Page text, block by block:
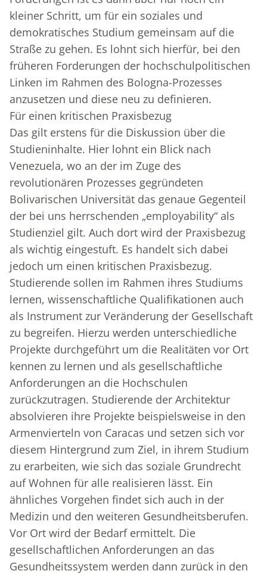
kleiner Schritt, um für ein soziales und
demokratisches Studium gemeinsam auf die
Straße zu gehen. Es lohnt sich hierfür, bei den
früheren Forderungen der hochschulpolitischen
Linken im Rahmen des Bologna-Prozesses
anzusetzen und diese neu zu definieren.
Für einen kritischen Praxisbezug
Das gilt erstens für die Diskussion über die
Studieninhalte. Hier lohnt ein Blick nach
Venezuela, wo an der im Zuge des
revolutionären Prozesses gegründeten
Bolivarischen Universität das genaue Gegenteil
der bei uns herrschenden „employability“ als
Studienziel gilt. Auch dort wird der Praxisbezug
als wichtig eingestuft. Es handelt sich dabei
jedoch um einen kritischen Praxisbezug.
Studierende sollen im Rahmen ihres Studiums
lernen, wissenschaftliche Qualifikationen auch
als Instrument zur Veränderung der Gesellschaft
zu begreifen. Hierzu werden unterschiedliche
Projekte durchgeführt um die Realitäten vor Ort
kennen zu lernen und als gesellschaftliche
Anforderungen an die Hochschulen
zurückzutragen. Studierende der Architektur
absolvieren ihre Projekte beispielsweise in den
Armenvierteln von Caracas und setzen sich vor
diesem Hintergrund zum Ziel, in ihrem Studium
zu erarbeiten, wie sich das soziale Grundrecht
auf Wohnen für alle realisieren lässt. Ein
ähnliches Vorgehen findet sich auch in der
Medizin und den weiteren Gesundheitsberufen.
Vor Ort wird der Bedarf ermittelt. Die
gesellschaftlichen Anforderungen an das
Gesundheitssystem werden dann zurück in den